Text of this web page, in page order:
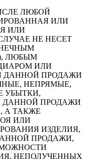
ЛЮБОЙ
ИЛИ
ИЛИ
НЕ НЕСЕТ
ЛЮБЫМ
ИЛИ
ДАННОЙ ПРОДАЖИ
НЕПРЯМЫЕ,
УБЫТКИ,
ДАННОЙ ПРОДАЖИ
А ТАКЖЕ
ИЛИ
ИЗДЕЛИЯ,
ПРОДАЖИ,
НЕПОЛУЧЕННЫХ